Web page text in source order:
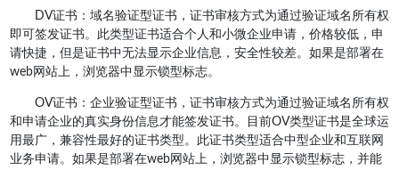
DV证书：域名验证型证书，证书审核方式为通过验证域名所有权
即可签发证书。此类型证书适合个人和小微企业申请，价格较低，申
请快捷，但是证书中无法显示企业信息，安全性较差。如果是部署在
web网站上，浏览器中显示锁型标志。
OV证书：企业验证型证书，证书审核方式为通过验证域名所有权
和申请企业的真实身份信息才能签发证书。目前OV类型证书是全球运
用最广，兼容性最好的证书类型。此证书类型适合中型企业和互联网
业务申请。如果是部署在web网站上，浏览器中显示锁型标志，并能